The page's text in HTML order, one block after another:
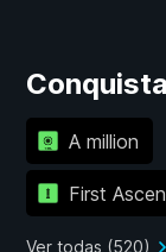
A million
First
Ver todas (520)